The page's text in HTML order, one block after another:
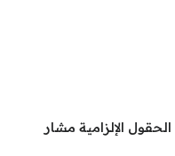
الحقول الإلزامية مشار